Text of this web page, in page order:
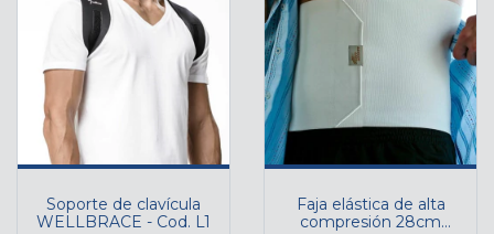
Soporte de clavícula
WELLBRACE - Cod. L1
Faja elástica de alta
compresión 28cm